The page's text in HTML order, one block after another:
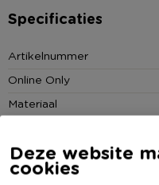
Deze website
cookies
Contactgegevens
Xenos B.V, Schutweg 8,
Specificaties
Artikelnummer
Online Only
Materiaal
Producthoogte (cm)
Kleur